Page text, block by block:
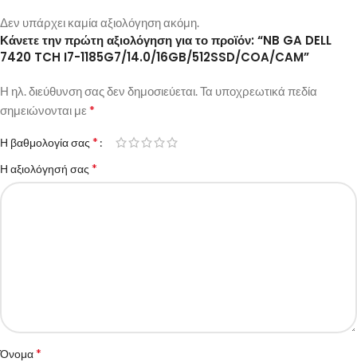
Δεν υπάρχει καμία αξιολόγηση ακόμη.
Κάνετε την πρώτη αξιολόγηση για το προϊόν: “NB GA DELL
7420 TCH I7-1185G7/14.0/16GB/512SSD/COA/CAM”
Η ηλ. διεύθυνση σας δεν δημοσιεύεται.Τα υποχρεωτικά πεδία
σημειώνονται με *
Η βαθμολογία σας *
Η αξιολόγησή σας *
Όνομα*